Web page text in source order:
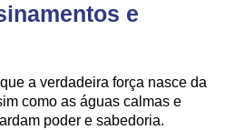
e
a verdadeira força nasce da
como as águas calmas e
poder e sabedoria.